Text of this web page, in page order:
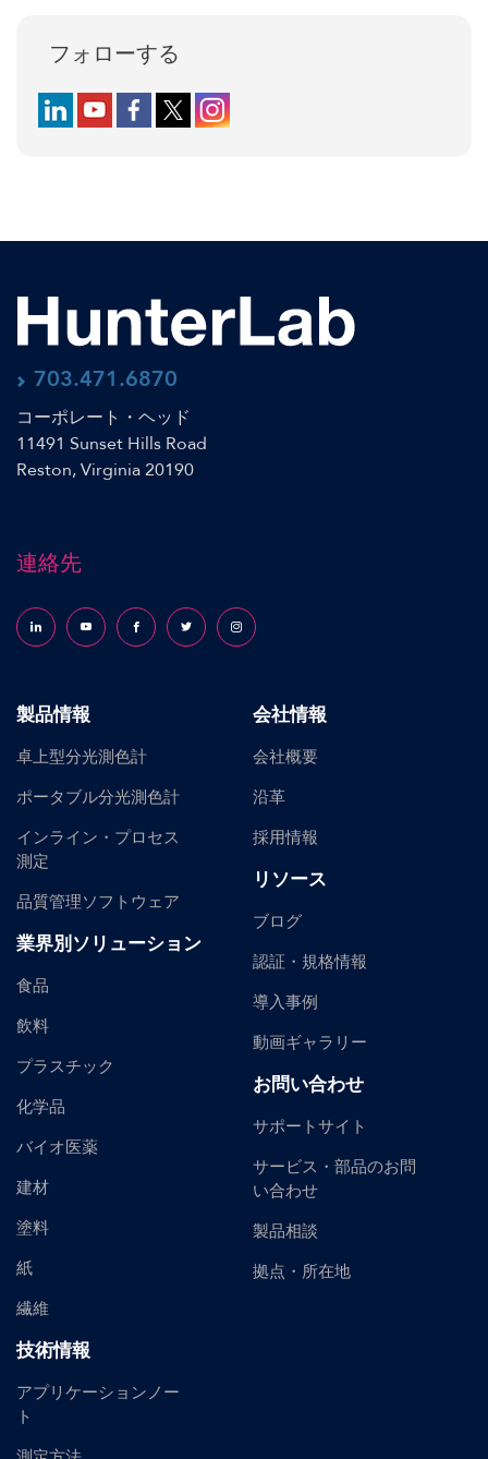
フォローする
Follow us on LinkedIn
Follow us on YouTube
Follow us on Facebook
Follow us on X (formerly Twitter)
Follow us on Instagram
703.471.6870
コーポレート・ヘッド
11491 Sunset Hills Road
Reston, Virginia 20190
連絡先
Follow us on LinkedInFollow us on YouTubeFollow us on Facebook
Follow us on X (formerly Twitter)
Follow us on Instagram
製品情報
卓上型分光測色計
ポータブル分光測色計
インライン・プロセス
測定
品質管理ソフトウェア
業界別ソリューション
食品
飲料
プラスチック
化学品
バイオ医薬
建材
塗料
紙
繊維
技術情報
アプリケーションノー
ト
会社情報
会社概要
沿革
採用情報
リソース
ブログ
認証・規格情報
導入事例
動画ギャラリー
お問い合わせ
サポートサイト
サービス・部品のお問
い合わせ
製品相談
拠点・所在地